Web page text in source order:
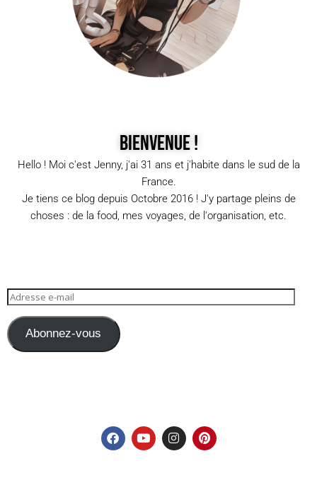
Bienvenue !
Hello ! Moi c'est Jenny, j'ai 31 ans et j'habite dans le sud de la
France.
Je tiens ce blog depuis Octobre 2016 ! J'y partage pleins de
choses : de la food, mes voyages, de l'organisation, etc.
Abonnez-vous